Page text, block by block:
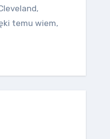
temu wiem,